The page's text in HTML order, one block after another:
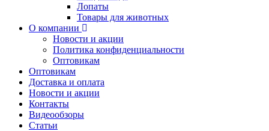
Лопаты
Товары для животных
О компании
Новости и акции
Политика конфиденциальности
Оптовикам
Оптовикам
Доставка и оплата
Новости и акции
Контакты
Видеообзоры
Статьи